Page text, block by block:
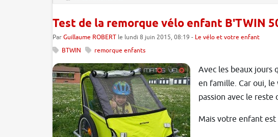
Test de la remorque vélo enfant B'TWIN
Par Guillaume ROBERT le lundi 8 juin 2015, 08:19 - Le vélo et votre enfant
BTWIN
remorque enfants
Avec les beaux jours
en famille. Car oui,
passion avec le reste
Mais votre enfant